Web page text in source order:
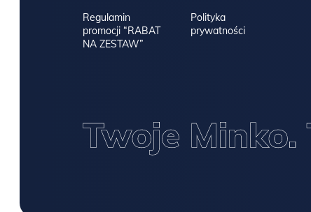
Regulamin
promocji “RABAT
NA ZESTAW”
Polityka
prywatności